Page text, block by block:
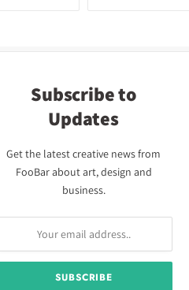
Subscribe to
Updates
Get the latest creative news from
FooBar about art, design and
business.